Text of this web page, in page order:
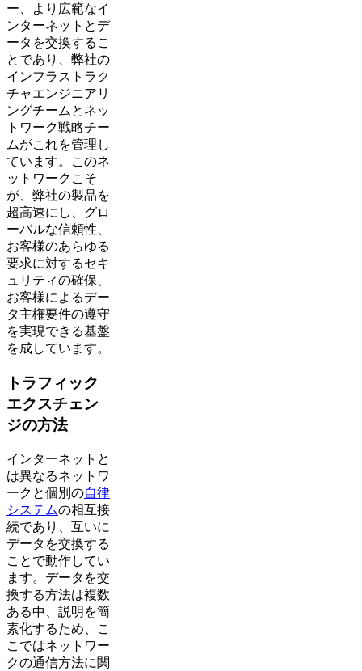
ー、より広範なイ
ンターネットとデ
ータを交換するこ
とであり、弊社の
インフラストラク
チャエンジニアリ
ングチームとネッ
トワーク戦略チー
ムがこれを管理し
ています。このネ
ットワークこそ
が、弊社の製品を
超高速にし、グロ
ーバルな信頼性、
お客様のあらゆる
要求に対するセキ
ュリティの確保、
お客様によるデー
タ主権要件の遵守
を実現できる基盤
を成しています。
トラフィック
エクスチェン
ジの方法
インターネットと
は異なるネットワ
ークと個別の自律
システムの相互接
続であり、互いに
データを交換する
ことで動作してい
ます。データを交
換する方法は複数
ある中、説明を簡
素化するため、こ
こではネットワー
クの通信方法に関